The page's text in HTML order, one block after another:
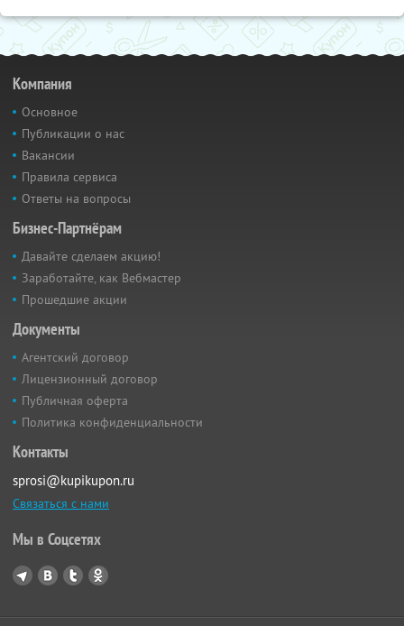
Компания
Основное
Публикации о нас
Вакансии
Правила сервиса
Ответы на вопросы
Бизнес-Партнёрам
Давайте сделаем акцию!
Заработайте, как Вебмастер
Прошедшие акции
Документы
Агентский договор
Лицензионный договор
Публичная оферта
Политика конфиденциальности
Контакты
sprosi@kupikupon.ru
Связаться с нами
Мы в Соцсетях